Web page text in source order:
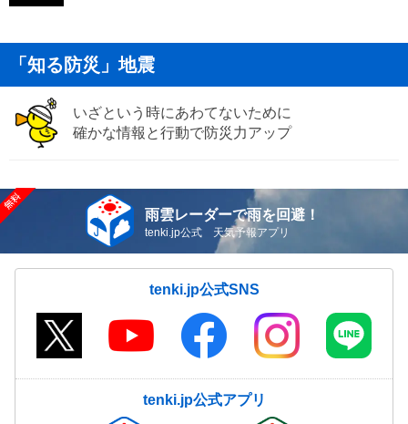
「知る防災」地震
いざという時にあわてないために
確かな情報と行動で防災力アップ
雨雲レーダーで雨を回避！
tenki.jp公式 天気予報アプリ
tenki.jp公式SNS
tenki.jp公式アプリ